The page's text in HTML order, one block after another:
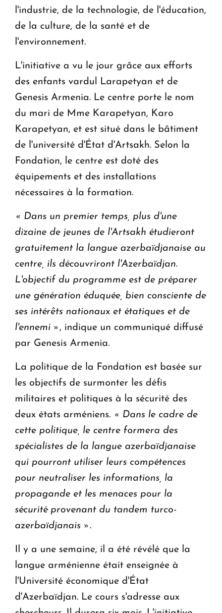
l'industrie, de la technologie, de l'éducation,
de la culture, de la santé et de
l'environnement.
L'initiative a vu le jour grâce aux efforts
des enfants vardul Larapetyan et de
Genesis Armenia. Le centre porte le nom
du mari de Mme Karapetyan, Karo
Karapetyan, et est situé dans le bâtiment
de l'université d'État d'Artsakh. Selon la
Fondation, le centre est doté des
équipements et des installations
nécessaires à la formation.
« Dans un premier temps, plus d'une
dizaine de jeunes de l'Artsakh étudieront
gratuitement la langue azerbaïdjanaise au
centre, ils découvriront l'Azerbaïdjan.
L'objectif du programme est de préparer
une génération éduquée, bien consciente de
ses intérêts nationaux et étatiques et de
l'ennemi » , indique un communiqué diffusé
par Genesis Armenia.
La politique de la Fondation est basée sur
les objectifs de surmonter les défis
militaires et politiques à la sécurité des
deux états arméniens. « Dans le cadre de
cette politique, le centre formera des
spécialistes de la langue azerbaïdjanaise
qui pourront utiliser leurs compétences
pour neutraliser les informations, la
propagande et les menaces pour la
sécurité provenant du tandem turco-
azerbaïdjanais ».
Il y a une semaine, il a été révélé que la
langue arménienne était enseignée à
l'Université économique d'État
d'Azerbaïdjan. Le cours s'adresse aux